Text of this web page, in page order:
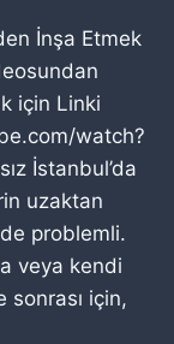
İnşa Etmek
için Linki
watch?
İstanbul’da
uzaktan
problemli.
veya kendi
sonrası için,